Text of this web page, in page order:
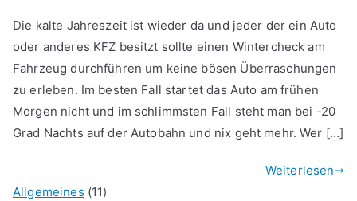
Die kalte Jahreszeit ist wieder da und jeder der ein Auto
oder anderes KFZ besitzt sollte einen Wintercheck am
Fahrzeug durchführen um keine bösen Überraschungen
zu erleben. Im besten Fall startet das Auto am frühen
Morgen nicht und im schlimmsten Fall steht man bei -20
Grad Nachts auf der Autobahn und nix geht mehr. Wer […]
Weiterlesen
Allgemeines (11)